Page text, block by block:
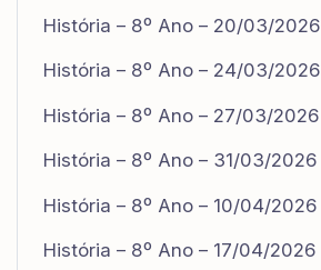
História – 8º Ano – 20/03/2026
História – 8º Ano – 24/03/2026
História – 8º Ano – 27/03/2026
História – 8º Ano – 31/03/2026
História – 8º Ano – 10/04/2026
História – 8º Ano – 17/04/2026